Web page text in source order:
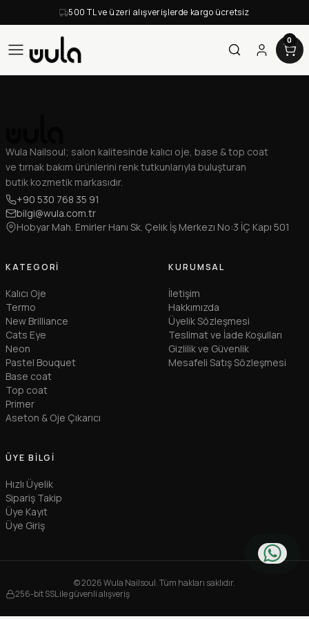
500 TL ve üzeri alışverişlerde kargo ücretsiz
0
Wula Nailsoul; salon kalitesinde kalıcı oje, base & top coat
ve tırnak bakım ürünlerini renk tutkunlarıyla buluşturan
butik kozmetik markasıdır.
+90 530 768 35 91
bilgi@wula.com.tr
Hobyar Mah. Emirler Hanı Sk. Çelık İş Merkezı No:3 İÇ Kapı 501
KATEGORI
Kalıcı Oje
Termo
New Brilliance
Cats Eye
Neon
Pastel Bouquet
Base coat
Top coat
Primer
Aseton & Oje Çıkarıcı
KURUMSAL
İletişim
Hakkımızda
Üyelik Sözleşmesi
Teslimat ve İade Koşulları
Gizlilik ve Güvenlik
Mesafeli Satış Sözleşmesi
ÜYE BILGI
Hızlı Üyelik
Sipariş Takip
Üye Kayıt
Üye Giriş
© 2026 Wula Nailsoul. Tüm hakları saklıdır.
256-bit SSL ile güvenli alışveriş